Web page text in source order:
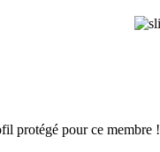
protégé pour ce membre !